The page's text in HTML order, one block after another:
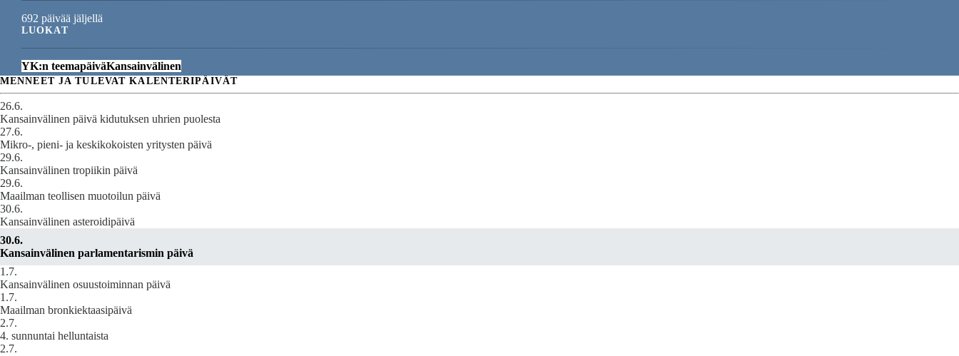
692 päivää jäljellä
LUOKAT
YK:n teemapäiväKansainvälinen
MENNEET JA TULEVAT KALENTERIPÄIVÄT
26.6.
Kansainvälinen päivä kidutuksen uhrien puolesta
27.6.
Mikro-, pieni- ja keskikokoisten yritysten päivä
29.6.
Kansainvälinen tropiikin päivä
29.6.
Maailman teollisen muotoilun päivä
30.6.
Kansainvälinen asteroidipäivä
30.6.
Kansainvälinen parlamentarismin päivä
1.7.
Kansainvälinen osuustoiminnan päivä
1.7.
Maailman bronkiektaasipäivä
2.7.
4. sunnuntai helluntaista
2.7.